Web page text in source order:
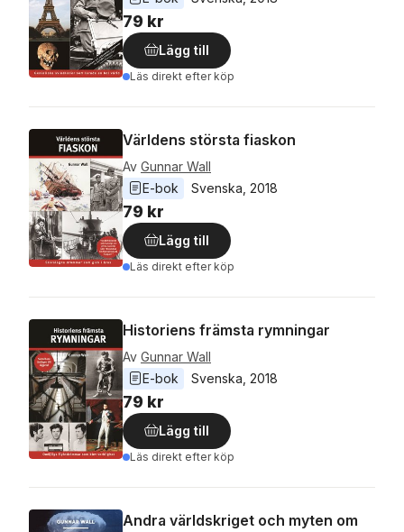
79 kr
Lägg till
Läs direkt efter köp
Världens största fiaskon
Av Gunnar Wall
E-bok
Svenska 2018
79 kr
Lägg till
Läs direkt efter köp
Historiens främsta rymningar
Av Gunnar Wall
E-bok
Svenska 2018
79 kr
Lägg till
Läs direkt efter köp
Andra världskriget och myten om